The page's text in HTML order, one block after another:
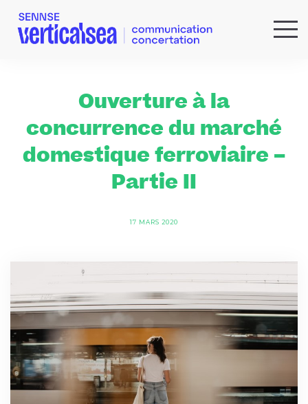
ACTUS & IDÉES
NEWSLETTER
Ouverture à la
concurrence du marché
domestique ferroviaire –
Partie II
17 MARS 2020